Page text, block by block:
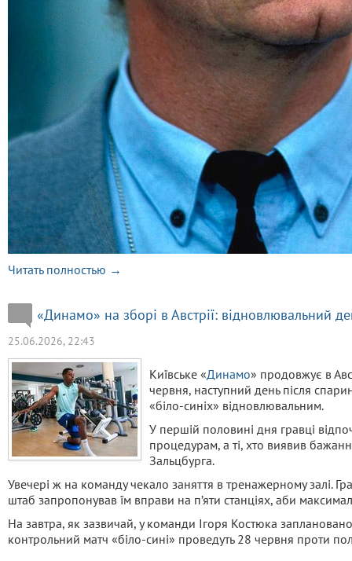
Читать полностью →
«Динамо» на зборі в Австрії: відновлювальний
25.06.2026, 22:43
Київське «Динамо» продовжує в
червня, наступний день після
«біло-синіх» відновлювальним.
У першій половині дня гравці
процедурам, а ті, хто виявив
Зальцбурга.
Увечері ж на команду чекало заняття в тренажерному залі.
штаб запропонував їм вправи на п’яти станціях, аби
На завтра, як зазвичай, у команди Ігоря Костюка
контрольний матч «біло-сині» проведуть 28 червня проти